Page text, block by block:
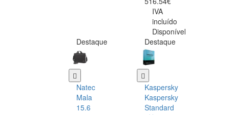
IVA
incluído
Disponível
Destaque
Natec
Mala
15.6
Destaque
Kaspersky
Kaspersky
Standard